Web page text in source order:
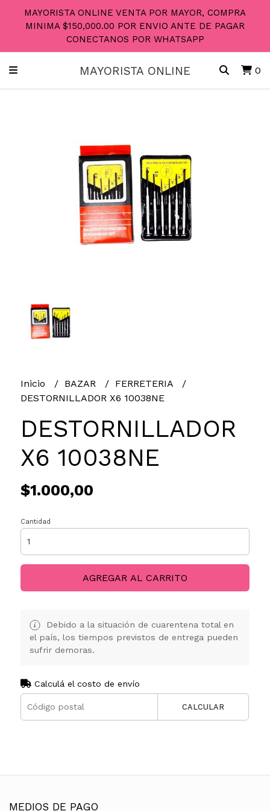
MAYORISTA ONLINE VENTA POR MAYOR, COMPRA
MINIMA $150,000.00 POR ENVIO ANTE DE PAGAR
CONECTANOS POR WHATSAPP
MAYORISTA ONLINE 0
Inicio BAZAR
FERRETERIA
DESTORNILLADOR X6 10038NE
DESTORNILLADOR
X6 10038NE
$1.000,00
Cantidad
AGREGAR AL CARRITO
Debido a la situación de cuarentena total en
el país, los tiempos previstos de entrega pueden
sufrir demoras.
Calculá el costo de envío
CALCULAR
MEDIOS DE PAGO